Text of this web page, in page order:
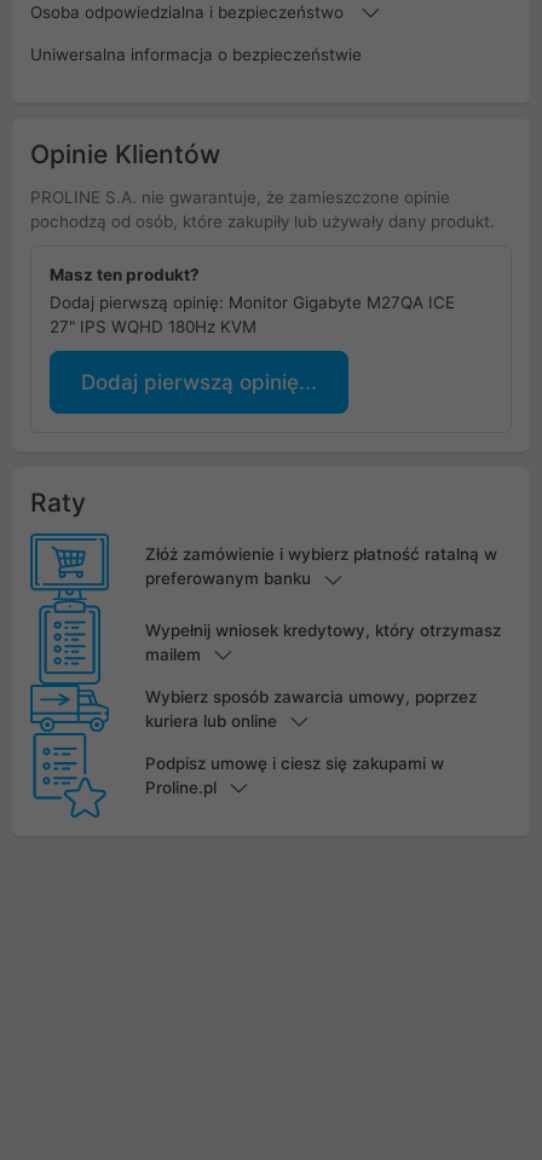
Osoba odpowiedzialna i bezpieczeństwo
Uniwersalna informacja o bezpieczeństwie
Opinie Klientów
PROLINE S.A. nie gwarantuje, że zamieszczone opinie
pochodzą od osób, które zakupiły lub używały dany produkt.
Masz ten produkt?
Dodaj pierwszą opinię: Monitor Gigabyte M27QA ICE
27" IPS WQHD 180Hz KVM
Dodaj pierwszą opinię...
Raty
Złóż zamówienie i wybierz płatność ratalną w
preferowanym banku
Wypełnij wniosek kredytowy, który otrzymasz
mailem
Wybierz sposób zawarcia umowy, poprzez
kuriera lub online
Podpisz umowę i ciesz się zakupami w
Proline.pl